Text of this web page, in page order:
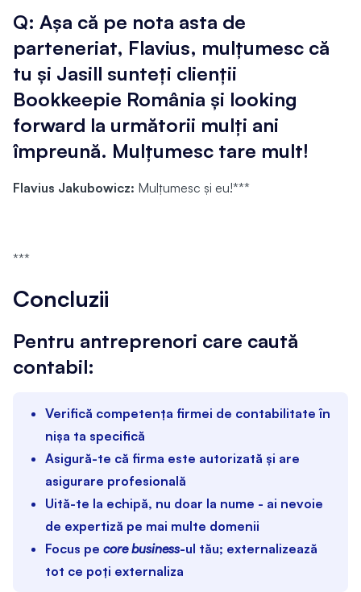
Q: Așa că pe nota asta de
parteneriat, Flavius, mulțumesc că
tu și Jasill sunteți clienții
Bookkeepie România și looking
forward la următorii mulți ani
împreună. Mulțumesc tare mult!
Flavius Jakubowicz: Mulțumesc și eu!***
***
Concluzii
Pentru antreprenori care caută
contabil:
Verifică competența firmei de contabilitate în
nișa ta specifică
Asigură-te că firma este autorizată și are
asigurare profesională
Uită-te la echipă, nu doar la nume - ai nevoie
de expertiză pe mai multe domenii
Focus pe core business-ul tău; externalizează
tot ce poți externaliza